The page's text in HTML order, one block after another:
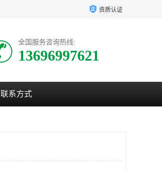
资质认证
全国服务咨询热线:
13696997621
联系方式